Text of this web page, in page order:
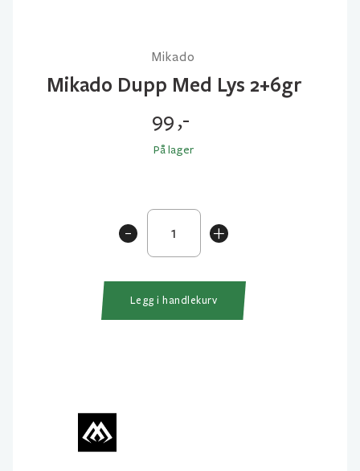
Mikado
Mikado Dupp Med Lys 2+6gr
99,-
På lager
+
Mikado
Dupp
Med
2+6gr
-
Legg i handlekurv